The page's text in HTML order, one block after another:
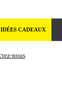
IDÉES CADEAUX
nous